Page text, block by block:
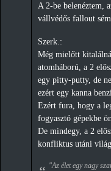
A 2-be belenéztem,
vállvédős fallout
Szerk.:
Még mielőtt
atomháború, a 2
egy pitty-putty, de
ezért egy kanna
Ezért fura, hogy a
fogyasztó gépekbe
De mindegy, a 2
konfliktus utáni
"Az élet egy nagy